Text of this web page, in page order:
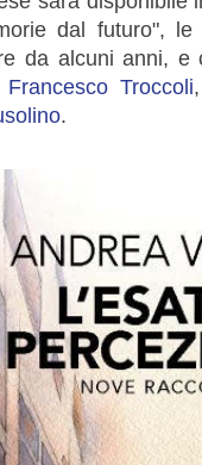
dal futuro",
da alcuni anni, e
Francesco Troccoli
.